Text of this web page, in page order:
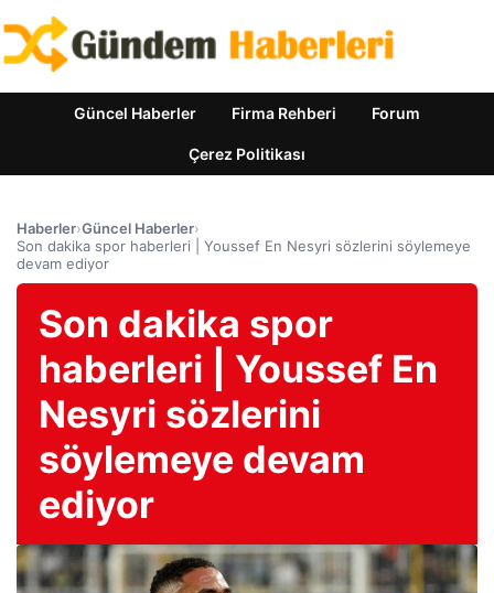
Güncel Haberler Firma Rehberi Forum
Çerez Politikası
Haberler›Güncel Haberler›
Son dakika spor haberleri | Youssef En Nesyri sözlerini söylemeye
devam ediyor
Son dakika spor
haberleri | Youssef En
Nesyri sözlerini
söylemeye devam
ediyor